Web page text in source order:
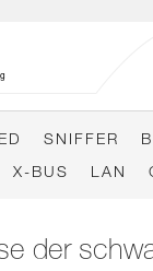
SNIFFER
X-BUS LAN
der